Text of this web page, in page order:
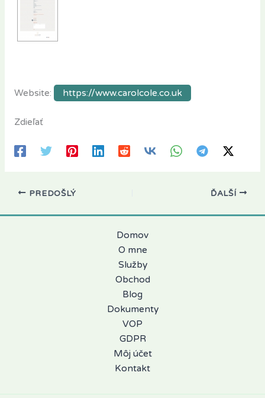
Website: https://www.carolcole.co.uk
Zdieľať
PREDOŠLÝ ĎALŠÍ
Domov
O mne
Služby
Obchod
Blog
Dokumenty
VOP
GDPR
Môj účet
Kontakt